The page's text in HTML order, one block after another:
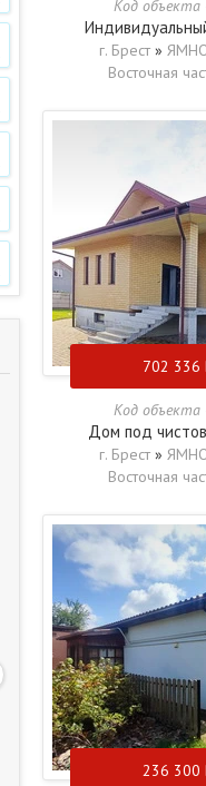
Код объекта
г. Брест »
Восточная
702 336
Код объекта
Дом под
г. Брест »
Восточная
236 300